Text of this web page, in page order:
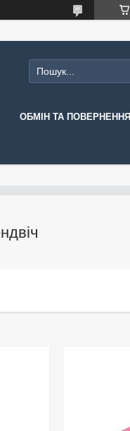
ОБМІН ТА ПОВЕРНЕННЯ